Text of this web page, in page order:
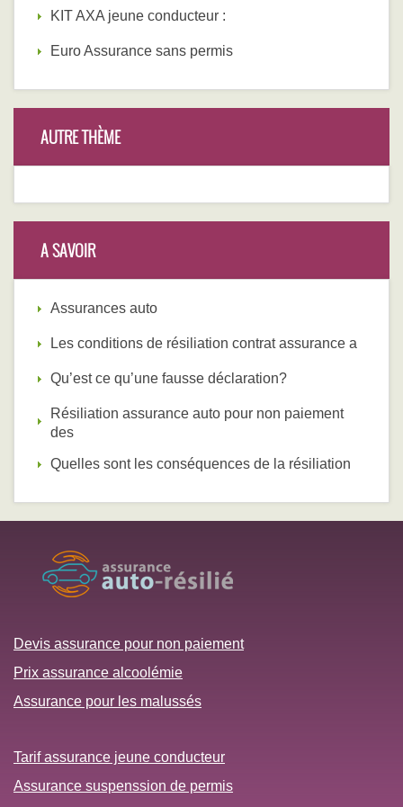
KIT AXA jeune conducteur :
Euro Assurance sans permis
AUTRE THÈME
A SAVOIR
Assurances auto
Les conditions de résiliation contrat assurance a
Qu’est ce qu’une fausse déclaration?
Résiliation assurance auto pour non paiement
des
Quelles sont les conséquences de la résiliation
Devis assurance pour non paiement
Prix assurance alcoolémie
Assurance pour les malussés
Tarif assurance jeune conducteur
Assurance suspenssion de permis